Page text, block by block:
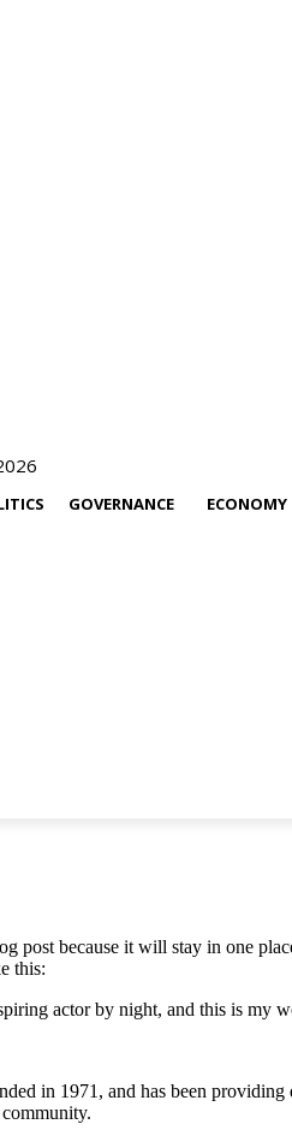
GOVERNANCE ECONOMY
post because it will stay in one
this:
actor by night, and this is my
in 1971, and has been